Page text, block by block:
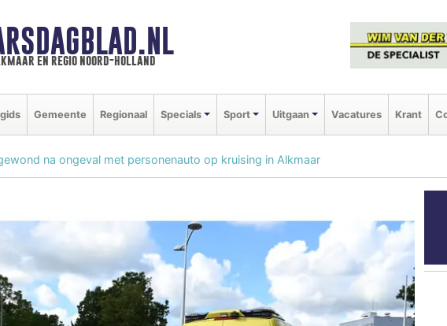
en regio noord-holland
Gemeente Regionaal Specials Sport Uitgaan Vacatures Krant
na ongeval met personenauto op kruising in Alkmaar